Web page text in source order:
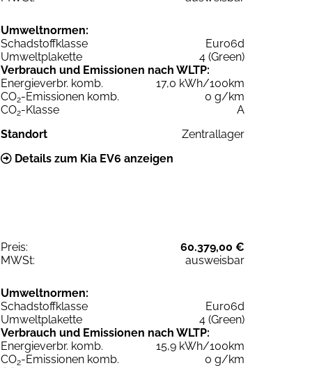
Umweltnormen:
Schadstoffklasse
Euro6d
Umweltplakette
4 (Green)
Verbrauch und Emissionen nach WLTP:
Energieverbr. komb.
17,0 kWh/100km
CO2-Emissionen komb.
0 g/km
CO2-Klasse
A
Standort
Zentrallager
Details zum Kia EV6 anzeigen
Preis:
60.379,00 €
MWSt:
ausweisbar
Umweltnormen:
Schadstoffklasse
Euro6d
Umweltplakette
4 (Green)
Verbrauch und Emissionen nach WLTP:
Energieverbr. komb.
15,9 kWh/100km
CO2-Emissionen komb.
0 g/km